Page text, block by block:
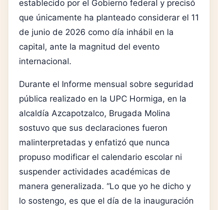
establecido por el Gobierno federal y precisó
que únicamente ha planteado considerar el 11
de junio de 2026 como día inhábil en la
capital, ante la magnitud del evento
internacional.
Durante el Informe mensual sobre seguridad
pública realizado en la UPC Hormiga, en la
alcaldía Azcapotzalco, Brugada Molina
sostuvo que sus declaraciones fueron
malinterpretadas y enfatizó que nunca
propuso modificar el calendario escolar ni
suspender actividades académicas de
manera generalizada. “Lo que yo he dicho y
lo sostengo, es que el día de la inauguración